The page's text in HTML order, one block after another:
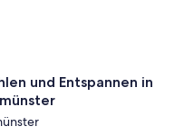
und Entspannen in